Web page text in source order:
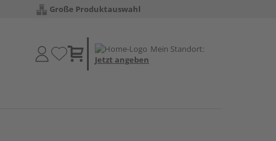
Große Produktauswahl
Mein Standort:
Jetzt angeben